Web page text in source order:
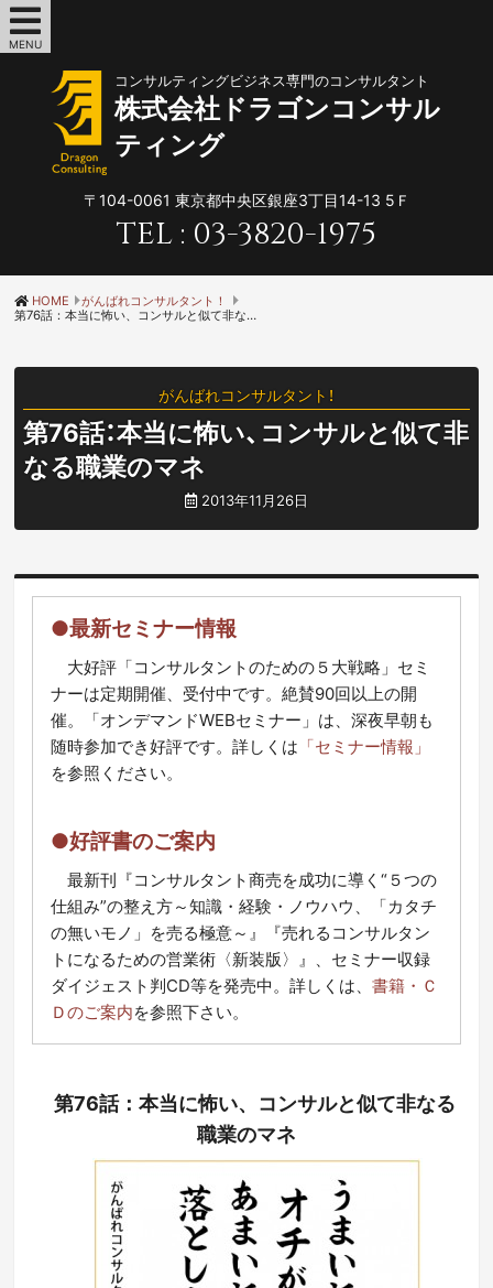
MENU
コンサルティングビジネス専門のコンサルタント
株式会社ドラゴンコンサル
ティング
〒104-0061 東京都中央区銀座3丁目14-13 5Ｆ
TEL : 03-3820-1975
HOME
がんばれコンサルタント！
第76話：本当に怖い、コンサルと似て非なる職業のマネ
がんばれコンサルタント！
第76話：本当に怖い、コンサルと似て非
なる職業のマネ
2013年11月26日
●最新セミナー情報
大好評「コンサルタントのための５大戦略」セミ
ナーは定期開催、受付中です。絶賛90回以上の開
催。「オンデマンドWEBセミナー」は、深夜早朝も
随時参加でき好評です。詳しくは 「セミナー情報」
を参照ください。
●好評書のご案内
最新刊『コンサルタント商売を成功に導く“５つの
仕組み”の整え方～知識・経験・ノウハウ、「カタチ
の無いモノ」を売る極意～』『売れるコンサルタン
トになるための営業術〈新装版〉』、セミナー収録
ダイジェスト判CD等を発売中。詳しくは、書籍・Ｃ
Ｄのご案内を参照下さい。
第76話：本当に怖い、コンサルと似て非なる
職業のマネ